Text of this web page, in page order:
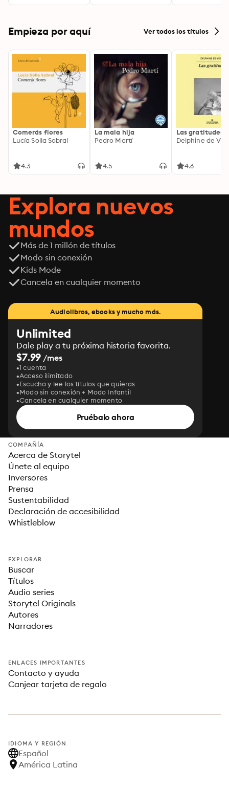
Empieza por aquí Ver todos los títulos
Comerás flores
Lucía Solla Sobral
4.3
La mala hija
Pedro Martí
4.5
Las gratitudes
Delphine de
4.6
Explora nuevos
mundos
Más de 1 millón de títulos
Modo sin conexión
Kids Mode
Cancela en cualquier momento
Audiolibros, ebooks y mucho más.
Unlimited
Dale play a tu próxima historia favorita.
$7.99 /mes
1 cuenta
Acceso ilimitado
Escucha y lee los títulos que quieras
Modo sin conexión + Modo Infantil
Cancela en cualquier momento
Pruébalo ahora
COMPAÑÍA
Acerca de Storytel
Únete al equipo
Inversores
Prensa
Sustentabilidad
Declaración de accesibilidad
Whistleblow
EXPLORAR
Buscar
Títulos
Audio series
Storytel Originals
Autores
Narradores
ENLACES IMPORTANTES
Contacto y ayuda
Canjear tarjeta de regalo
IDIOMA Y REGIÓN
Español
América Latina